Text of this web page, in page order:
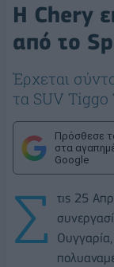
Η Chery
από το
Έρχεται
τα SUV Tiggo
Πρόσθεσε
στα
Google
Σ τις 25